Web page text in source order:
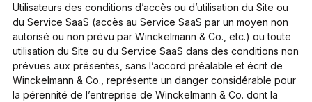
Utilisateurs des conditions d’accès ou d’utilisation du Site ou
du Service SaaS (accès au Service SaaS par un moyen non
autorisé ou non prévu par Winckelmann & Co., etc.) ou toute
utilisation du Site ou du Service SaaS dans des conditions non
prévues aux présentes, sans l’accord préalable et écrit de
Winckelmann & Co., représente un danger considérable pour
la pérennité de l’entreprise de Winckelmann & Co. dont la